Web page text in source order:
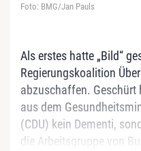
Foto: BMG/Jan Pauls
Als erstes hatte „Bild“
Regierungskoalition
abzuschaffen. Geschürt
aus dem
(CDU) kein Dementi,
die Arbeitsgruppe von